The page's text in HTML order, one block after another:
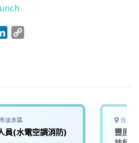
e
I
n
L
n
淡水區
員(水電空調消防)
台中
豐原